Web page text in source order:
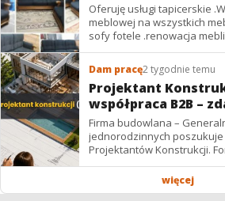
Oferuję usługi tapicerskie
meblowej na wszystkich
Dam pracę2 tygodnie temu
Projektant
współpraca B2B –
Firma budowlana –
jednorodzinnych poszukuje
Projektantów Konstrukcji. Forma współpracy: B2B /
podwykonawstwo – zdalnie. Wynagrodzenie:
więcej